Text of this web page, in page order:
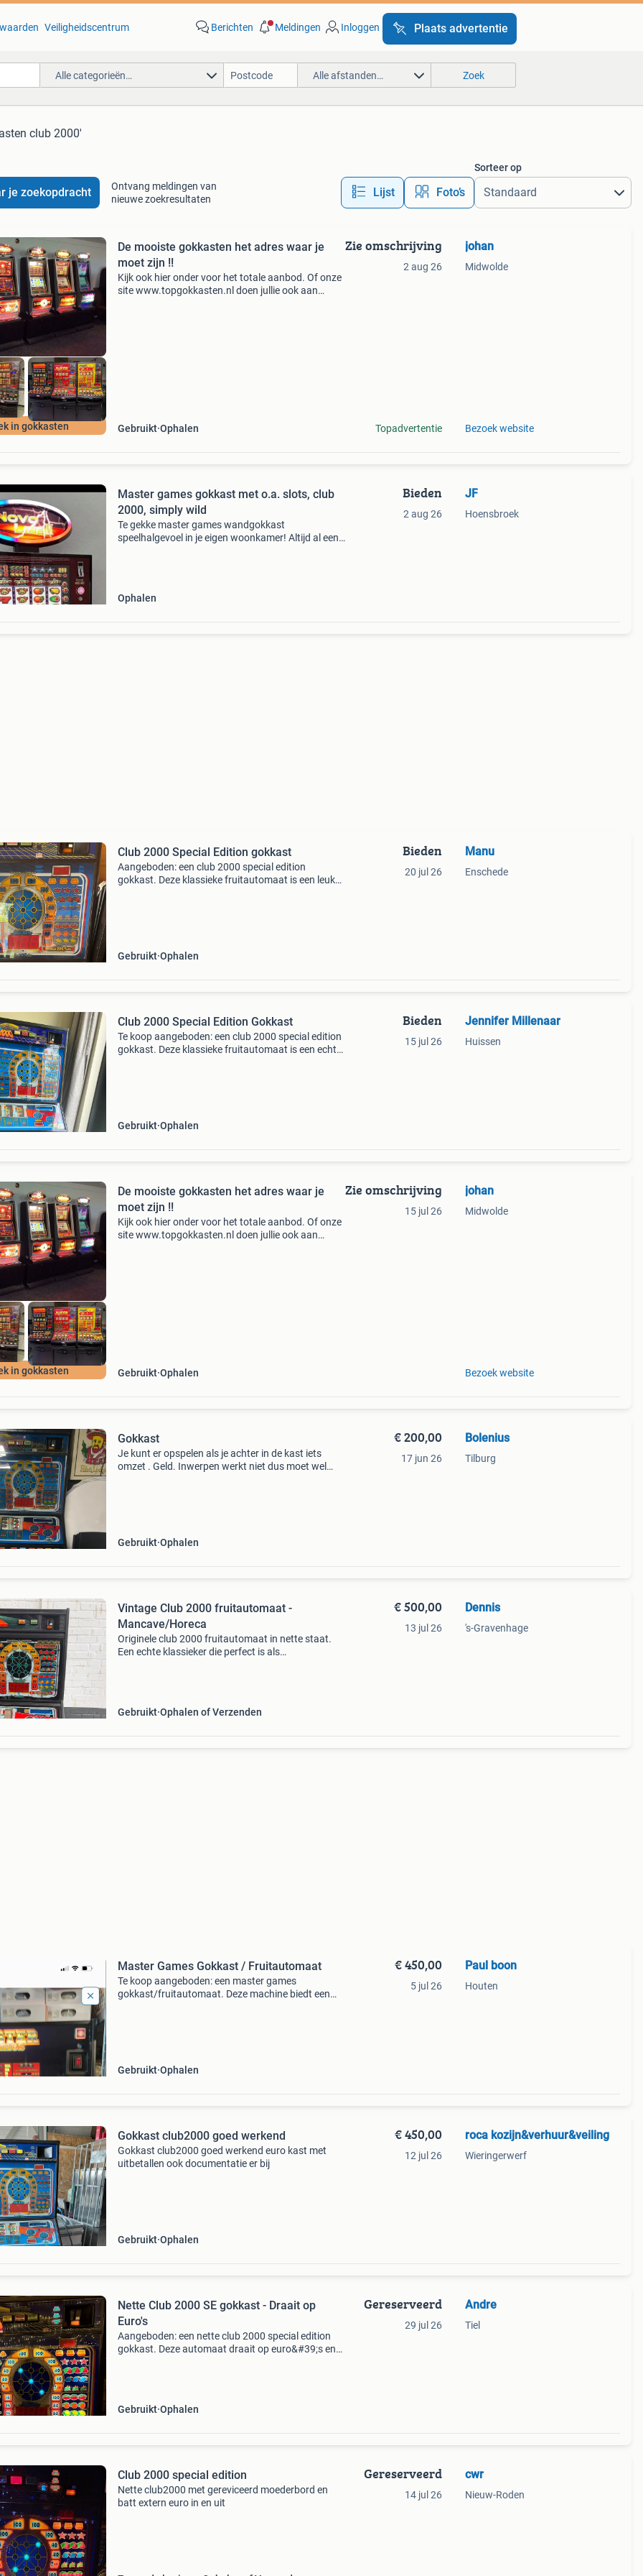
Veiligheidscentrum Berichten Meldingen Inloggen Plaats advertentie
Alle categorieën… Alle afstanden… Zoek
club 2000'
je zoekopdracht
Ontvang meldingen van
nieuwe zoekresultaten
Lijst Foto’s
Sorteer op
in gokkasten
De mooiste gokkasten het adres waar je
moet zijn !!
Kijk ook hier onder voor het totale aanbod. Of onze
site www.topgokkasten.nl doen jullie ook aan
Gebruikt Ophalen
Zie omschrijving
2 aug 26
Topadvertentie
johan
Midwolde
Bezoek website
Master games gokkast met o.a. slots, club
2000, simply wild
Te gekke master games wandgokkast
speelhalgevoel in je eigen woonkamer! Altijd al een
Ophalen
Bieden
2 aug 26
JF
Hoensbroek
Club 2000 Special Edition gokkast
Aangeboden: een club 2000 special edition
gokkast. Deze klassieke fruitautomaat is een leuke
Gebruikt Ophalen
Bieden
20 jul 26
Manu
Enschede
Club 2000 Special Edition Gokkast
Te koop aangeboden: een club 2000 special edition
gokkast. Deze klassieke fruitautomaat is een echte
Gebruikt Ophalen
Bieden
15 jul 26
Jennifer Millenaar
Huissen
in gokkasten
De mooiste gokkasten het adres waar je
moet zijn !!
Kijk ook hier onder voor het totale aanbod. Of onze
site www.topgokkasten.nl doen jullie ook aan
Gebruikt Ophalen
Zie omschrijving
15 jul 26
johan
Midwolde
Bezoek website
Gokkast
Je kunt er opspelen als je achter in de kast iets
omzet . Geld. Inwerpen werkt niet dus moet wel
Gebruikt Ophalen
€ 200,00
17 jun 26
Bolenius
Tilburg
Vintage Club 2000 fruitautomaat -
Mancave/Horeca
Originele club 2000 fruitautomaat in nette staat.
Een echte klassieker die perfect is als
Gebruikt Ophalen of Verzenden
€ 500,00
13 jul 26
Dennis
's-Gravenhage
Master Games Gokkast / Fruitautomaat
Te koop aangeboden: een master games
gokkast/fruitautomaat. Deze machine biedt een
Gebruikt Ophalen
€ 450,00
5 jul 26
Paul boon
Houten
Gokkast club2000 goed werkend
Gokkast club2000 goed werkend euro kast met
uitbetallen ook documentatie er bij
Gebruikt Ophalen
€ 450,00
12 jul 26
roca kozijn&verhuur&veiling
Wieringerwerf
Nette Club 2000 SE gokkast - Draait op
Euro's
Aangeboden: een nette club 2000 special edition
gokkast. Deze automaat draait op euro&#39;s en
Gebruikt Ophalen
Gereserveerd
29 jul 26
Andre
Tiel
Club 2000 special edition
Nette club2000 met gereviceerd moederbord en
batt extern euro in en uit
Gereserveerd
14 jul 26
cwr
Nieuw-Roden